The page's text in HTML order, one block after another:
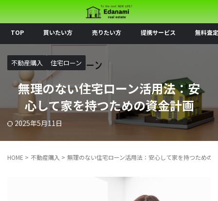
TOP 買いたい方 売りたい方 提携サービス 無料査定
不動産購入 住宅ローン
無理のない住宅ローン活用法：安
心して家を持つための資金計画
2025年5月11日
HOME > 不動産購入 > 無理のない住宅ローン活用法：安心して家を持つための